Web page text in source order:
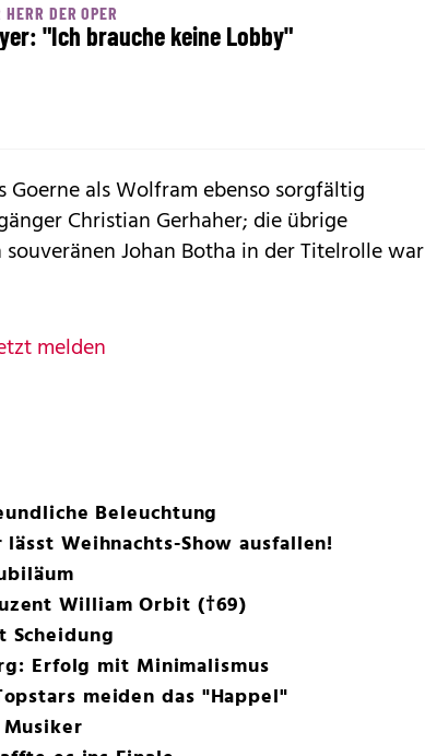
HERR DER OPER
"Ich brauche keine Lobby"
als Wolfram ebenso sorgfältig
Christian Gerhaher; die übrige
Johan Botha in der Titelrolle war
melden
Beleuchtung
Weihnachts-Show ausfallen!
William Orbit (†69)
Erfolg mit Minimalismus
meiden das "Happel"